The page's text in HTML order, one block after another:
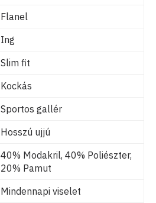
Flanel
Ing
Slim fit
Kockás
Sportos gallér
Hosszú ujjú
40% Modakril, 40% Poliészter,
20% Pamut
Mindennapi viselet